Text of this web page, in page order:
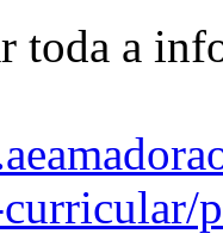
toda a